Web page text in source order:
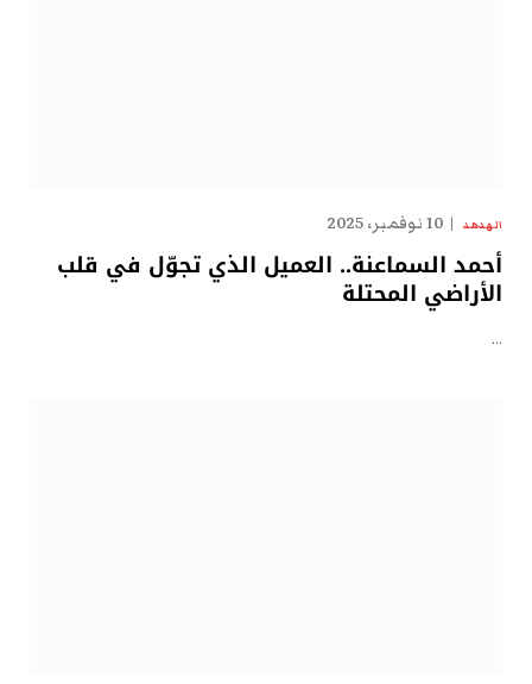
الهدهد 10 نوفمبر، 2025
أحمد السماعنة.. العميل الذي تجوّل في قلب
الأراضي المحتلة
…